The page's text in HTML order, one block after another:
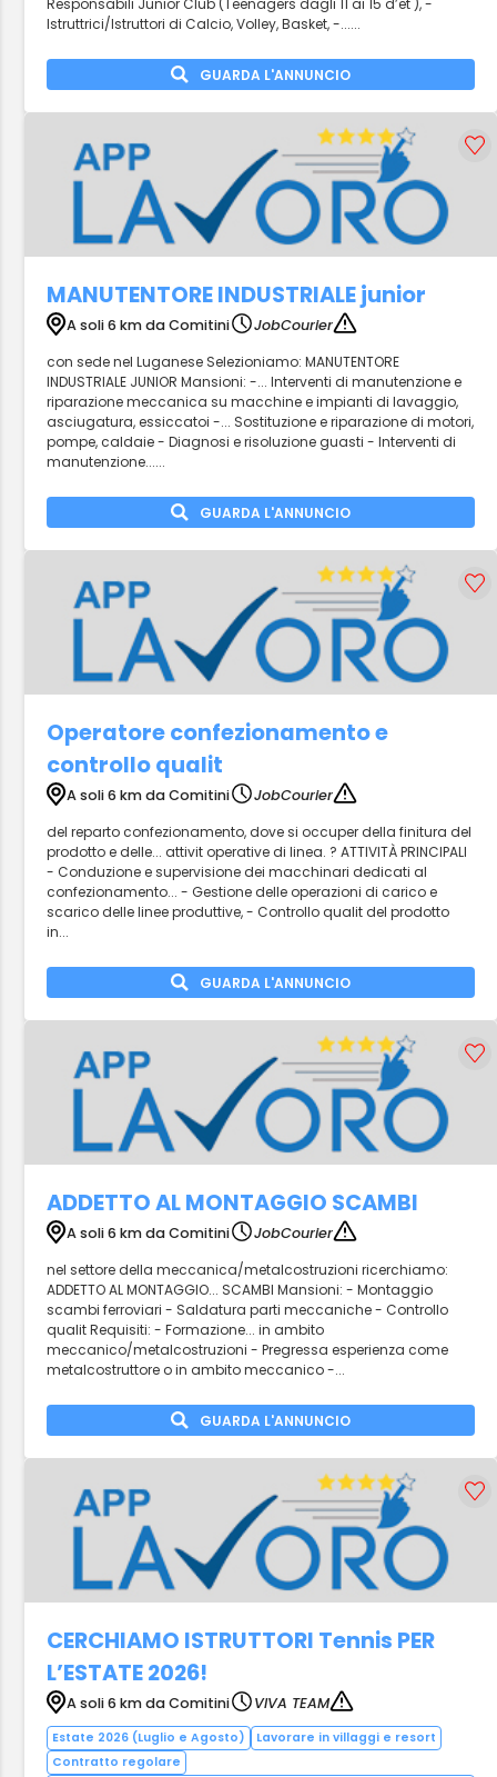
Responsabili Junior Club (Teenagers dagli 11 ai 15 d’et ), -
Istruttrici/Istruttori di Calcio, Volley, Basket, -......
GUARDA L'ANNUNCIO
MANUTENTORE INDUSTRIALE junior
A soli 6 km da Comitini
JobCourier
con sede nel Luganese Selezioniamo: MANUTENTORE
INDUSTRIALE JUNIOR Mansioni: -... Interventi di manutenzione e
riparazione meccanica su macchine e impianti di lavaggio,
asciugatura, essiccatoi -... Sostituzione e riparazione di motori,
pompe, caldaie - Diagnosi e risoluzione guasti - Interventi di
manutenzione......
GUARDA L'ANNUNCIO
Operatore confezionamento e
controllo qualit
A soli 6 km da Comitini
JobCourier
del reparto confezionamento, dove si occuper della finitura del
prodotto e delle... attivit operative di linea. ? ATTIVITÀ PRINCIPALI
- Conduzione e supervisione dei macchinari dedicati al
confezionamento... - Gestione delle operazioni di carico e
scarico delle linee produttive, - Controllo qualit del prodotto
in...
GUARDA L'ANNUNCIO
ADDETTO AL MONTAGGIO SCAMBI
A soli 6 km da Comitini
JobCourier
nel settore della meccanica/metalcostruzioni ricerchiamo:
ADDETTO AL MONTAGGIO... SCAMBI Mansioni: - Montaggio
scambi ferroviari - Saldatura parti meccaniche - Controllo
qualit Requisiti: - Formazione... in ambito
meccanico/metalcostruzioni - Pregressa esperienza come
metalcostruttore o in ambito meccanico -...
GUARDA L'ANNUNCIO
CERCHIAMO ISTRUTTORI Tennis PER
L’ESTATE 2026!
A soli 6 km da Comitini VIVA TEAM
Estate 2026 (Luglio e Agosto)
Lavorare in villaggi e resort
Contratto regolare